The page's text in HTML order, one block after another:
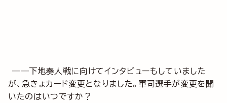
──下地奏人戦に向けてインタビューもしていました
が、急きょカード変更となりました。軍司選手が変更を聞
いたのはいつですか？